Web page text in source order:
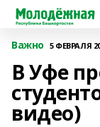
Важно 5 ФЕВРАЛЯ
В Уфе
видео)